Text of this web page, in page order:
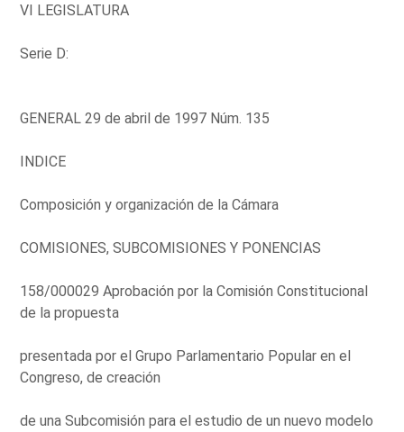
VI LEGISLATURA
Serie D:
GENERAL 29 de abril de 1997 Núm. 135
INDICE
Composición y organización de la Cámara
COMISIONES, SUBCOMISIONES Y PONENCIAS
158/000029 Aprobación por la Comisión Constitucional
de la propuesta
presentada por el Grupo Parlamentario Popular en el
Congreso, de creación
de una Subcomisión para el estudio de un nuevo modelo